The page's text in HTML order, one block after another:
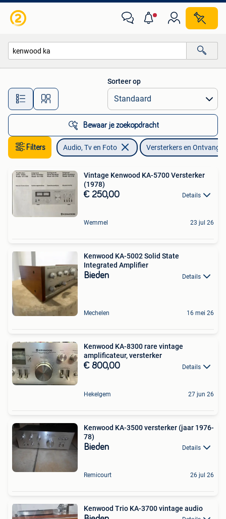
Alle afstanden…
Sorteer op
Bewaar je zoekopdracht
Filters Audio, Tv en Foto Versterkers en
Vintage Kenwood KA-5700 Versterker
(1978)
€ 250,00 Details
Wemmel 23 jul 26
Kenwood KA-5002 Solid State
Integrated Amplifier
Bieden Details
Mechelen 16 mei 26
Kenwood KA-8300 rare vintage
amplificateur, versterker
€ 800,00 Details
Hekelgem 27 jun 26
Kenwood KA-3500 versterker (jaar 1976-
78)
Bieden Details
Remicourt 26 jul 26
Kenwood Trio KA-3700 vintage audio